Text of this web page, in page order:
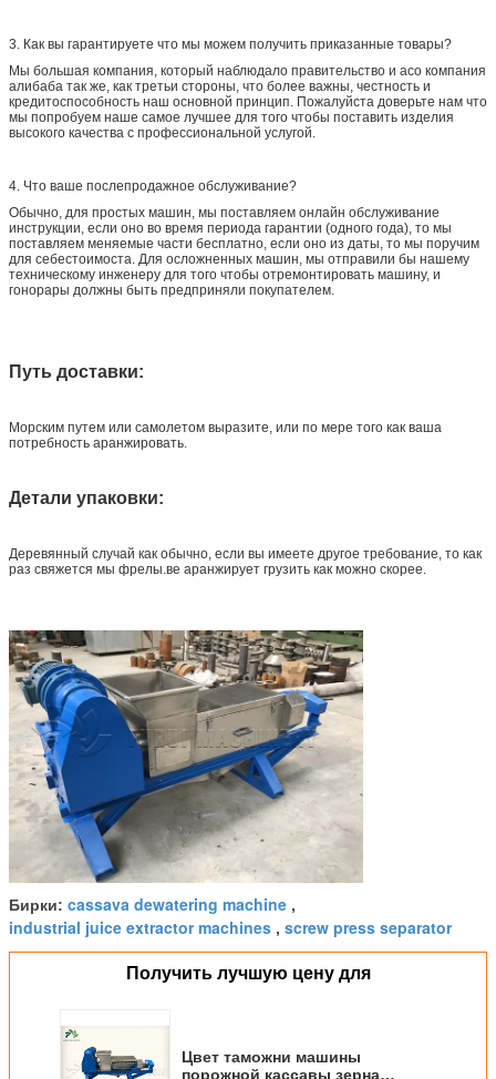
3. Как вы гарантируете что мы можем получить приказанные товары?
Мы большая компания, который наблюдало правительство и асо компания
алибаба так же, как третьи стороны, что более важны, честность и
кредитоспособность наш основной принцип. Пожалуйста доверьте нам что
мы попробуем наше самое лучшее для того чтобы поставить изделия
высокого качества с профессиональной услугой.
4. Что ваше послепродажное обслуживание?
Обычно, для простых машин, мы поставляем онлайн обслуживание
инструкции, если оно во время периода гарантии (одного года), то мы
поставляем меняемые части бесплатно, если оно из даты, то мы поручим
для себестоимоста. Для осложненных машин, мы отправили бы нашему
техническому инженеру для того чтобы отремонтировать машину, и
гонорары должны быть предприняли покупателем.
Путь доставки:
Морским путем или самолетом выразите, или по мере того как ваша
потребность аранжировать.
Детали упаковки:
Деревянный случай как обычно, если вы имеете другое требование, то как
раз свяжется мы фрелы.ве аранжирует грузить как можно скорее.
Бирки: cassava dewatering machine ,
industrial juice extractor machines , screw press separator
Получить лучшую цену для
Цвет таможни машины
порожной кассавы зерна